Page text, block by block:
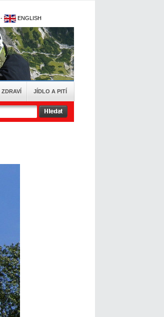
- ENGLISH
ZDRAVÍ JÍDLO A PITÍ